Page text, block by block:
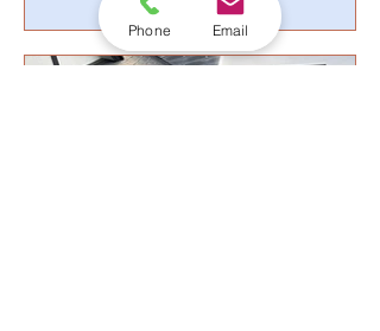
Phone Email